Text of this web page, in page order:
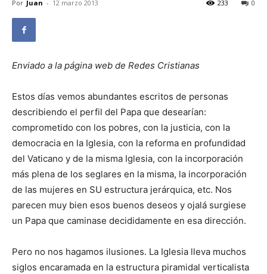
Por Juan - 12 marzo 2013 0
233
Enviado a la página web de Redes Cristianas
Estos días vemos abundantes escritos de personas
describiendo el perfil del Papa que desearían:
comprometido con los pobres, con la justicia, con la
democracia en la Iglesia, con la reforma en profundidad
del Vaticano y de la misma Iglesia, con la incorporación
más plena de los seglares en la misma, la incorporación
de las mujeres en SU estructura jerárquica, etc. Nos
parecen muy bien esos buenos deseos y ojalá surgiese
un Papa que caminase decididamente en esa dirección.
Pero no nos hagamos ilusiones. La Iglesia lleva muchos
siglos encaramada en la estructura piramidal verticalista